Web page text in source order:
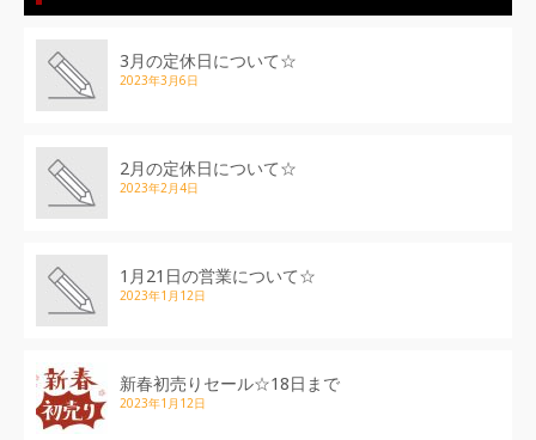
3月の定休日について☆
2023年3月6日
2月の定休日について☆
2023年2月4日
1月21日の営業について☆
2023年1月12日
新春初売りセール☆18日まで
2023年1月12日